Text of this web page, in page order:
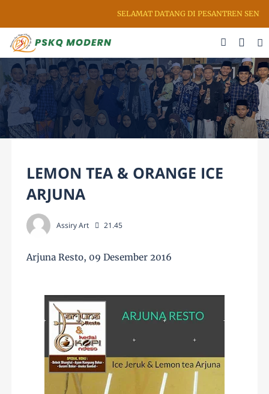
SELAMAT DATANG DI PESANTREN SENI
LEMON TEA & ORANGE ICE
ARJUNA
Assiry Art 21.45
Arjuna Resto, 09 Desember 2016